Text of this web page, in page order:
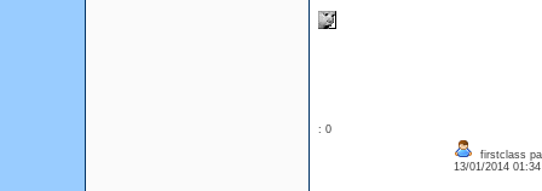
: 0
firstclass
13/01/2014